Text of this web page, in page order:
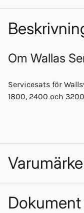
Om Wallas
Servicesats för
1800, 2400 och 3200
Varumärke
Dokument